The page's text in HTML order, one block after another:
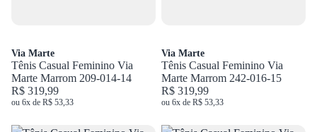
Via Marte
Tênis Casual Feminino Via
Marte Marrom 209-014-14
R$ 319,99
ou 6x de R$ 53,33
Via Marte
Tênis Casual Feminino Via
Marte Marrom 242-016-15
R$ 319,99
ou 6x de R$ 53,33